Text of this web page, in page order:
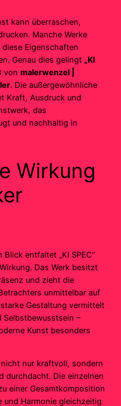
kann überraschen,
Manche Werke
Eigenschaften
Genau dies gelingt „KI
von malerwenzel |
. Die außergewöhnliche
Kraft, Ausdruck und
das
und nachhaltig in
Wirkung
entfaltet „KI SPEC“
Das Werk besitzt
und zieht die
unmittelbar auf
Gestaltung vermittelt
Selbstbewusstsein –
Kunst besonders
nur kraftvoll, sondern
durchdacht. Die einzelnen
einer Gesamtkomposition
und Harmonie gleichzeitig